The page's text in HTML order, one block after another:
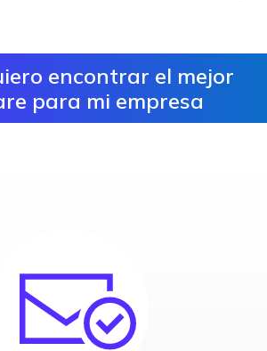
encontrar el mejor
para mi empresa